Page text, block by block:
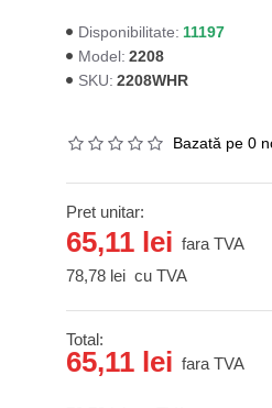
Disponibilitate: 11197
Model: 2208
SKU: 2208WHR
Bazată pe 0
Pret unitar:
65,11 lei fara TVA
78,78 lei cu TVA
Total:
65,11 lei fara TVA